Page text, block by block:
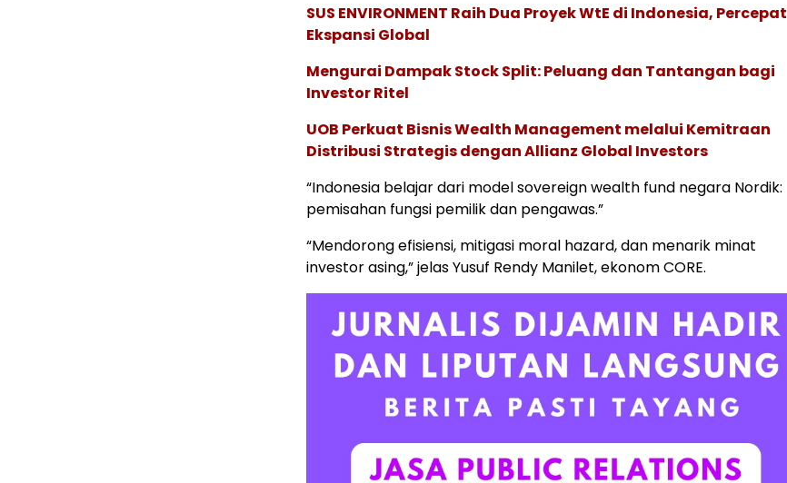
SUS ENVIRONMENT Raih Dua Proyek WtE di Indonesia, Percepat
Ekspansi Global
Mengurai Dampak Stock Split: Peluang dan Tantangan bagi
Investor Ritel
UOB Perkuat Bisnis Wealth Management melalui Kemitraan
Distribusi Strategis dengan Allianz Global Investors
“Indonesia belajar dari model sovereign wealth fund negara Nordik:
pemisahan fungsi pemilik dan pengawas.”
“Mendorong efisiensi, mitigasi moral hazard, dan menarik minat
investor asing,” jelas Yusuf Rendy Manilet, ekonom CORE.